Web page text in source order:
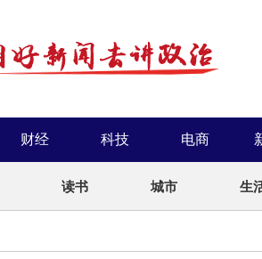
财经 科技 电商
读书 城市 生